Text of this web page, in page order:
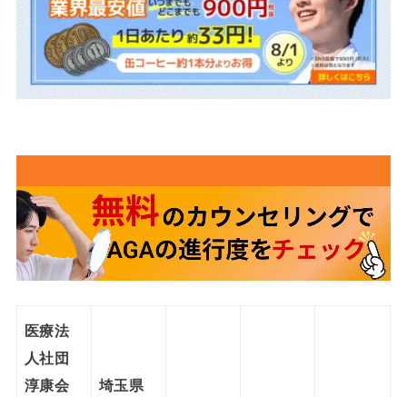
医療法
人社団
淳康会
埼玉県